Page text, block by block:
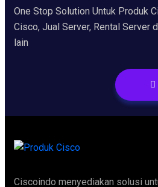
One Stop Solution Untuk Produk
Cisco, Jual Server, Rental Server
lain
Ciscoindo menyediakan solusi